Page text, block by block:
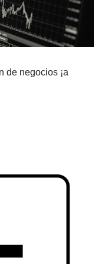
de negocios ¡a